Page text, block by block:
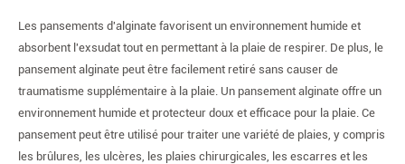
Les pansements d'alginate favorisent un environnement humide et
absorbent l'exsudat tout en permettant à la plaie de respirer. De plus, le
pansement alginate peut être facilement retiré sans causer de
traumatisme supplémentaire à la plaie. Un pansement alginate offre un
environnement humide et protecteur doux et efficace pour la plaie. Ce
pansement peut être utilisé pour traiter une variété de plaies, y compris
les brûlures, les ulcères, les plaies chirurgicales, les escarres et les